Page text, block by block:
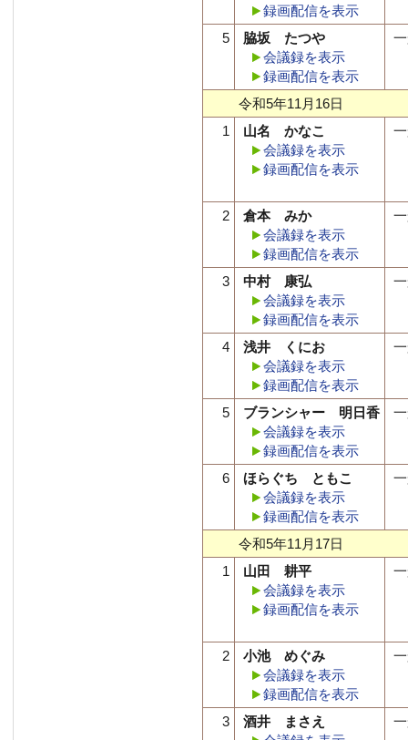
録画配信を表示
5
脇坂 たつや
会議録を表示
録画配信を表示
令和5年11月16日
1
山名 かなこ
会議録を表示
録画配信を表示
2
倉本 みか
会議録を表示
録画配信を表示
3
中村 康弘
会議録を表示
録画配信を表示
4
浅井 くにお
会議録を表示
録画配信を表示
5
ブランシャー 明日香
会議録を表示
録画配信を表示
6
ほらぐち ともこ
会議録を表示
録画配信を表示
令和5年11月17日
1
山田 耕平
会議録を表示
録画配信を表示
2
小池 めぐみ
会議録を表示
録画配信を表示
3
酒井 まさえ